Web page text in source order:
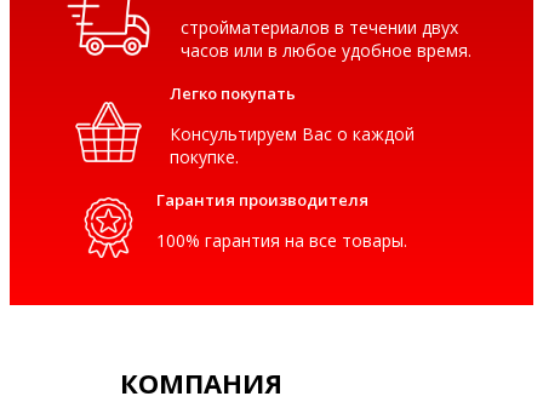
стройматериалов в течении двух
часов или в любое удобное время.
Легко покупать
Консультируем Вас о каждой
покупке.
Гарантия производителя
100% гарантия на все товары.
КОМПАНИЯ